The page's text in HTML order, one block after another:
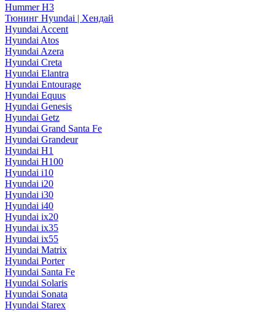
Hummer H3
Тюнинг Hyundai | Хендай
Hyundai Accent
Hyundai Atos
Hyundai Azera
Hyundai Creta
Hyundai Elantra
Hyundai Entourage
Hyundai Equus
Hyundai Genesis
Hyundai Getz
Hyundai Grand Santa Fe
Hyundai Grandeur
Hyundai H1
Hyundai H100
Hyundai i10
Hyundai i20
Hyundai i30
Hyundai i40
Hyundai ix20
Hyundai ix35
Hyundai ix55
Hyundai Matrix
Hyundai Porter
Hyundai Santa Fe
Hyundai Solaris
Hyundai Sonata
Hyundai Starex